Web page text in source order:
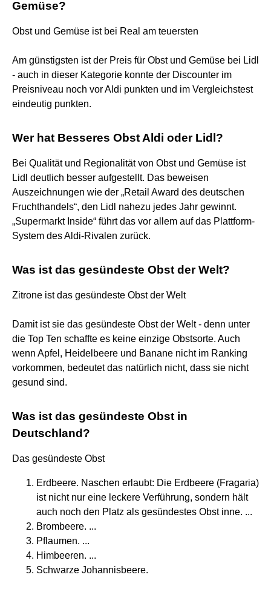
Gemüse?
Obst und Gemüse ist bei Real am teuersten
Am günstigsten ist der Preis für Obst und Gemüse bei Lidl
- auch in dieser Kategorie konnte der Discounter im
Preisniveau noch vor Aldi punkten und im Vergleichstest
eindeutig punkten.
Wer hat Besseres Obst Aldi oder Lidl?
Bei Qualität und Regionalität von Obst und Gemüse ist
Lidl deutlich besser aufgestellt. Das beweisen
Auszeichnungen wie der „Retail Award des deutschen
Fruchthandels“, den Lidl nahezu jedes Jahr gewinnt.
„Supermarkt Inside“ führt das vor allem auf das Plattform-
System des Aldi-Rivalen zurück.
Was ist das gesündeste Obst der Welt?
Zitrone ist das gesündeste Obst der Welt
Damit ist sie das gesündeste Obst der Welt - denn unter
die Top Ten schaffte es keine einzige Obstsorte. Auch
wenn Apfel, Heidelbeere und Banane nicht im Ranking
vorkommen, bedeutet das natürlich nicht, dass sie nicht
gesund sind.
Was ist das gesündeste Obst in
Deutschland?
Das gesündeste Obst
Erdbeere. Naschen erlaubt: Die Erdbeere (Fragaria)
ist nicht nur eine leckere Verführung, sondern hält
auch noch den Platz als gesündestes Obst inne. ...
Brombeere. ...
Pflaumen. ...
Himbeeren. ...
Schwarze Johannisbeere.